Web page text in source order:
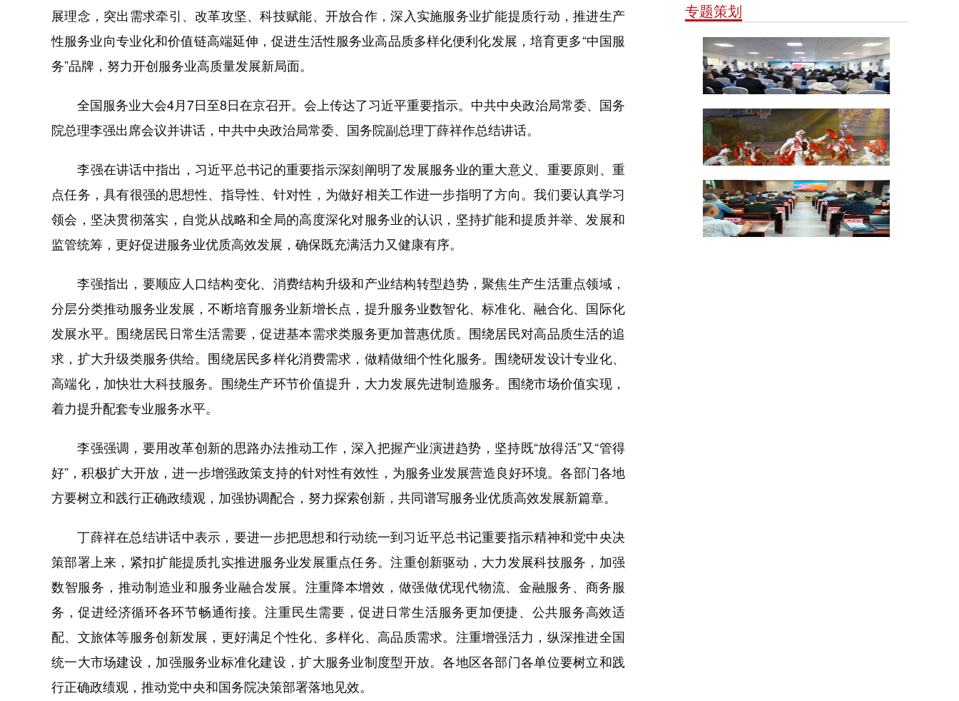
展理念，突出需求牵引、改革攻坚、科技赋能、开放合作，深入实施服务业扩能提质行动，推进生产
性服务业向专业化和价值链高端延伸，促进生活性服务业高品质多样化便利化发展，培育更多“中国服
务”品牌，努力开创服务业高质量发展新局面。
全国服务业大会4月7日至8日在京召开。会上传达了习近平重要指示。中共中央政治局常委、国务
院总理李强出席会议并讲话，中共中央政治局常委、国务院副总理丁薛祥作总结讲话。
李强在讲话中指出，习近平总书记的重要指示深刻阐明了发展服务业的重大意义、重要原则、重
点任务，具有很强的思想性、指导性、针对性，为做好相关工作进一步指明了方向。我们要认真学习
领会，坚决贯彻落实，自觉从战略和全局的高度深化对服务业的认识，坚持扩能和提质并举、发展和
监管统筹，更好促进服务业优质高效发展，确保既充满活力又健康有序。
李强指出，要顺应人口结构变化、消费结构升级和产业结构转型趋势，聚焦生产生活重点领域，
分层分类推动服务业发展，不断培育服务业新增长点，提升服务业数智化、标准化、融合化、国际化
发展水平。围绕居民日常生活需要，促进基本需求类服务更加普惠优质。围绕居民对高品质生活的追
求，扩大升级类服务供给。围绕居民多样化消费需求，做精做细个性化服务。围绕研发设计专业化、
高端化，加快壮大科技服务。围绕生产环节价值提升，大力发展先进制造服务。围绕市场价值实现，
着力提升配套专业服务水平。
李强强调，要用改革创新的思路办法推动工作，深入把握产业演进趋势，坚持既“放得活”又“管得
好”，积极扩大开放，进一步增强政策支持的针对性有效性，为服务业发展营造良好环境。各部门各地
方要树立和践行正确政绩观，加强协调配合，努力探索创新，共同谱写服务业优质高效发展新篇章。
丁薛祥在总结讲话中表示，要进一步把思想和行动统一到习近平总书记重要指示精神和党中央决
策部署上来，紧扣扩能提质扎实推进服务业发展重点任务。注重创新驱动，大力发展科技服务，加强
数智服务，推动制造业和服务业融合发展。注重降本增效，做强做优现代物流、金融服务、商务服
务，促进经济循环各环节畅通衔接。注重民生需要，促进日常生活服务更加便捷、公共服务高效适
配、文旅体等服务创新发展，更好满足个性化、多样化、高品质需求。注重增强活力，纵深推进全国
统一大市场建设，加强服务业标准化建设，扩大服务业制度型开放。各地区各部门各单位要树立和践
行正确政绩观，推动党中央和国务院决策部署落地见效。
专题策划